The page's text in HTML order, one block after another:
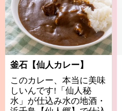
釜石【仙人カレー】
このカレー、本当に美味
しいんです!「仙人秘
水」が仕込み水の地酒・